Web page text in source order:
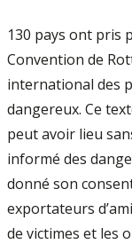
130 pays ont pris
Convention de
international des
dangereux. Ce
peut avoir lieu
informé des
donné son
exportateurs
de victimes et les